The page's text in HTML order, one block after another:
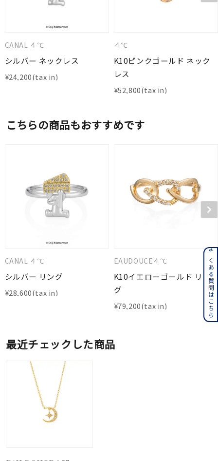
CANAL ４℃
シルバー ネックレス
¥24,200
４℃
K10ピンクゴールド ネック
レス
¥52,800
こちらの商品もおすすめです
CANAL ４℃
シルバー リング
¥28,600
EAUDOUCE４℃
K10イエローゴールド リン
グ
¥79,200
最近チェックした商品
よくある質問はこちら